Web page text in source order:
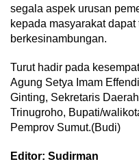
segala aspek urusan
kepada masyarakat
berkesinambungan.
Turut hadir pada
Agung Setya Imam
Ginting, Sekretaris
Trinugroho, Bupati/
Pemprov Sumut.(Budi)
Editor: Sudirman